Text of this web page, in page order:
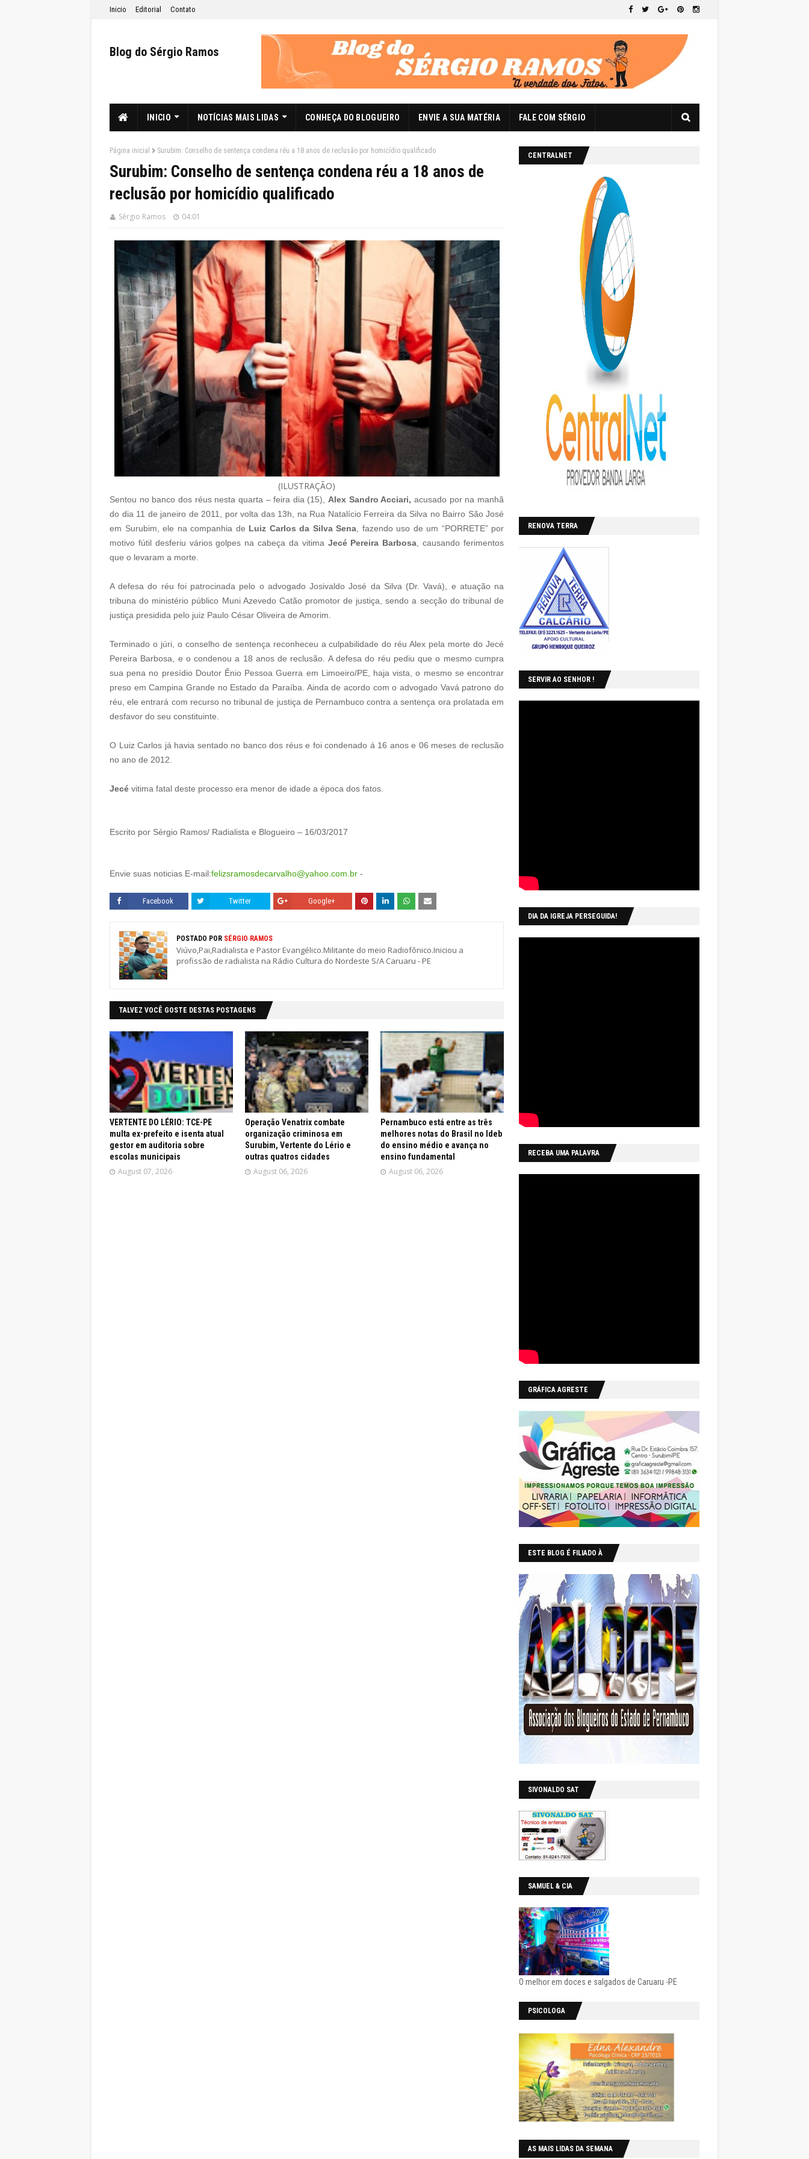
Inicio Editorial Contato
Blog do Sérgio Ramos
INICIO NOTÍCIAS MAIS LIDAS CONHEÇA DO BLOGUEIRO ENVIE A SUA MATÉRIA FALE COM SÉRGIO
Página inicial Surubim: Conselho de sentença condena réu a 18 anos de reclusão por homicídio qualificado
Surubim: Conselho de sentença condena réu a 18 anos de
reclusão por homicídio qualificado
Sérgio Ramos 04:01
(ILUSTRAÇÃO)
Sentou no banco dos réus nesta quarta – feira dia (15), Alex Sandro Acciari,acusado por na manhã
do dia 11 de janeiro de 2011, por volta das 13h, na Rua Natalício Ferreira da Silva no Bairro São José
em Surubim, ele na companhia de Luiz Carlos da Silva Sena , fazendo uso de um “PORRETE” por
motivo fútil desferiu vários golpes na cabeça da vitima Jecé Pereira Barbosa , causando ferimentos
que o levaram a morte.
A defesa do réu foi patrocinada pelo o advogado Josivaldo José da Silva (Dr. Vavá), e atuação na
tribuna do ministério público Muni Azevedo Catão promotor de justiça, sendo a secção do tribunal de
justiça presidida pelo juiz Paulo César Oliveira de Amorim.
Terminado o júri, o conselho de sentença reconheceu a culpabilidade do réu Alex pela morte do Jecé
Pereira Barbosa, e o condenou a 18 anos de reclusão. A defesa do réu pediu que o mesmo cumpra
sua pena no presídio Doutor Ênio Pessoa Guerra em Limoeiro/PE, haja vista, o mesmo se encontrar
preso em Campina Grande no Estado da Paraíba. Ainda de acordo com o advogado Vavá patrono do
réu, ele entrará com recurso no tribunal de justiça de Pernambuco contra a sentença ora prolatada em
desfavor do seu constituinte.
O Luiz Carlos já havia sentado no banco dos réus e foi condenado á 16 anos e 06 meses de reclusão
no ano de 2012.
Jecé vitima fatal deste processo era menor de idade a época dos fatos.
Escrito por Sérgio Ramos/ Radialista e Blogueiro – 16/03/2017
Envie suas noticias E-mail:felizsramosdecarvalho@yahoo.com.br -
Facebook Twitter Google+
POSTADO POR SÉRGIO RAMOS
Viúvo,Pai,Radialista e Pastor Evangélico.Militante do meio Radiofônico.Iniciou a
profissão de radialista na Rádio Cultura do Nordeste S/A Caruaru - PE
TALVEZ VOCÊ GOSTE DESTAS POSTAGENS
VERTENTE DO LÉRIO: TCE-PE
multa ex-prefeito e isenta atual
gestor em auditoria sobre
escolas municipais
August 07, 2026
Operação Venatrix combate
organização criminosa em
Surubim, Vertente do Lério e
outras quatros cidades
August 06, 2026
Pernambuco está entre as três
melhores notas do Brasil no Ideb
do ensino médio e avança no
ensino fundamental
August 06, 2026
CENTRALNET
RENOVA TERRA
SERVIR AO SENHOR !
DIA DA IGREJA PERSEGUIDA!
RECEBA UMA PALAVRA
GRÁFICA AGRESTE
ESTE BLOG É FILIADO À
SIVONALDO SAT
SAMUEL & CIA
O melhor em doces e salgados de Caruaru -PE
PSICOLOGA
AS MAIS LIDAS DA SEMANA